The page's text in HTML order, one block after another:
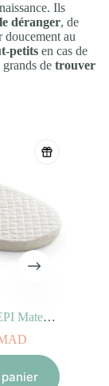
Ils
déranger, de
doucement au
petits en cas de
de trouver
STOKKE SLEEPI Matelas du lit Bed V2